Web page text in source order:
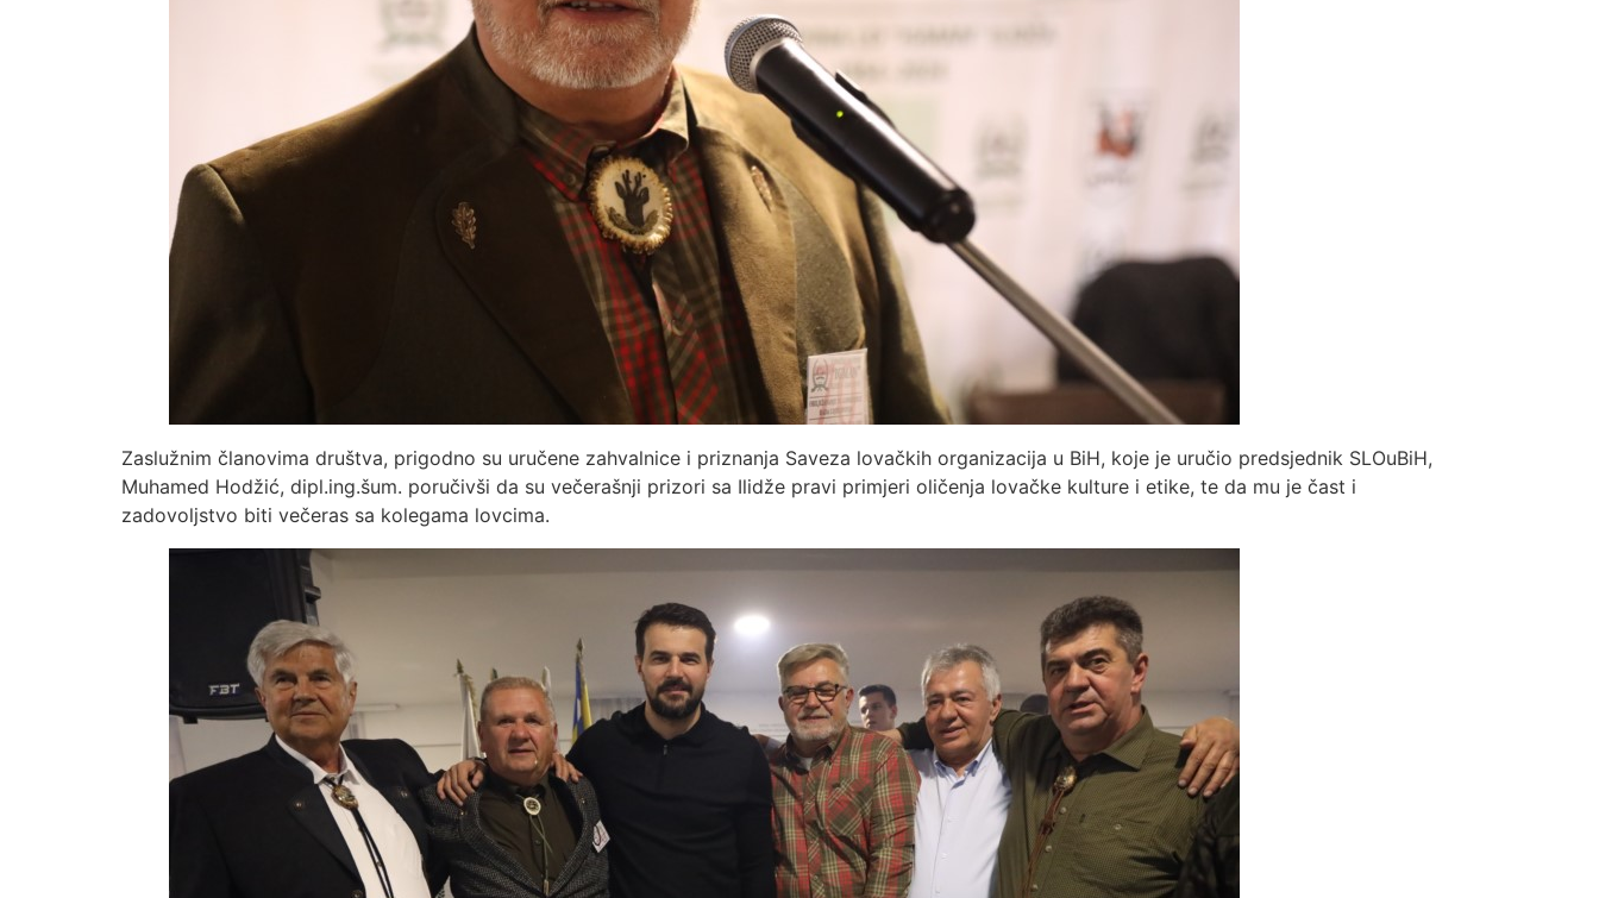
Zaslužnim članovima društva, prigodno su uručene zahvalnice i priznanja Saveza lovačkih organizacija u BiH, koje je uručio predsjednik SLOuBiH,
Muhamed Hodžić, dipl.ing.šum. poručivši da su večerašnji prizori sa Ilidže pravi primjeri oličenja lovačke kulture i etike, te da mu je čast i
zadovoljstvo biti večeras sa kolegama lovcima.